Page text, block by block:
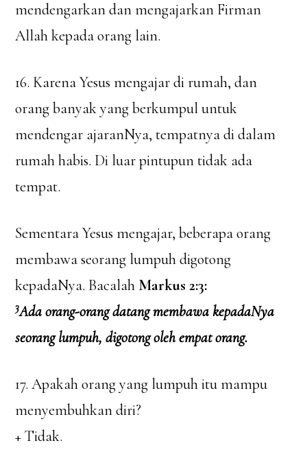
mendengarkan dan mengajarkan Firman
Allah kepada orang lain.
16. Karena Yesus mengajar di rumah, dan
orang banyak yang berkumpul untuk
mendengar ajaranNya, tempatnya di dalam
rumah habis. Di luar pintupun tidak ada
tempat.
Sementara Yesus mengajar, beberapa orang
membawa seorang lumpuh digotong
kepadaNya. Bacalah Markus 2:3:
3Ada orang-orang datang membawa kepadaNya
seorang lumpuh, digotong oleh empat orang.
17. Apakah orang yang lumpuh itu mampu
menyembuhkan diri?
+ Tidak.